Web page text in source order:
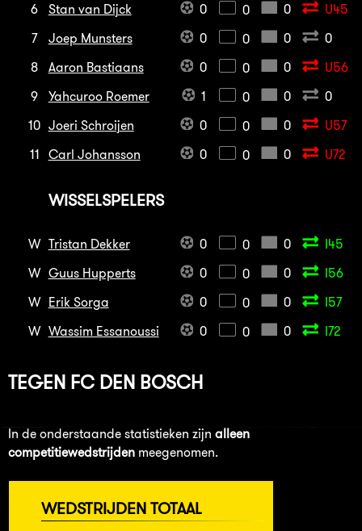
6
Stan van Dijck 0 0 0
U45
7
Joep Munsters 0 0 0
0
8
Aaron Bastiaans 0 0 0
U56
9
Yahcuroo Roemer 1 0 0
0
10 Joeri Schroijen 0 0 0
U57
11
Carl Johansson 0 0 0 U72
WISSELSPELERS
W Tristan Dekker 0 0 0
I45
W Guus Hupperts 0 0 0
I56
W Erik Sorga 0 0 0
I57
W Wassim Essanoussi 0 0 0 I72
TEGEN FC DEN BOSCH
In de onderstaande statistieken zijn alleen
competitiewedstrijden meegenomen.
WEDSTRIJDEN TOTAAL